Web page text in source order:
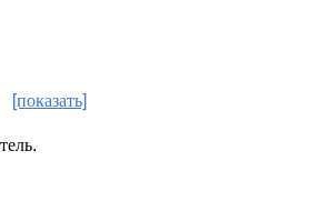
[показать]